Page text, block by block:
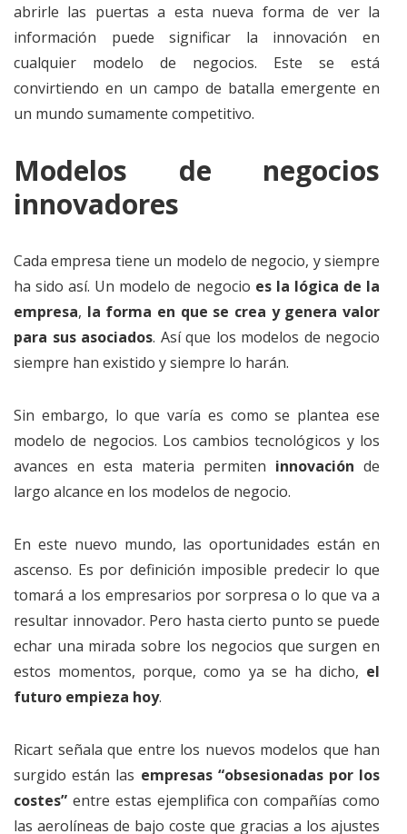
abrirle las puertas a esta nueva forma de ver la
información puede significar la innovación en
cualquier modelo de negocios. Este se está
convirtiendo en un campo de batalla emergente en
un mundo sumamente competitivo.
Modelos de negocios
innovadores
Cada empresa tiene un modelo de negocio, y siempre
ha sido así. Un modelo de negocio es la lógica de la
empresa, la forma en que se crea y genera valor
para sus asociados. Así que los modelos de negocio
siempre han existido y siempre lo harán.
Sin embargo, lo que varía es como se plantea ese
modelo de negocios. Los cambios tecnológicos y los
avances en esta materia permiten innovación de
largo alcance en los modelos de negocio.
En este nuevo mundo, las oportunidades están en
ascenso. Es por definición imposible predecir lo que
tomará a los empresarios por sorpresa o lo que va a
resultar innovador. Pero hasta cierto punto se puede
echar una mirada sobre los negocios que surgen en
estos momentos, porque, como ya se ha dicho, el
futuro empieza hoy.
Ricart señala que entre los nuevos modelos que han
surgido están las empresas “obsesionadas por los
costes” entre estas ejemplifica con compañías como
las aerolíneas de bajo coste que gracias a los ajustes